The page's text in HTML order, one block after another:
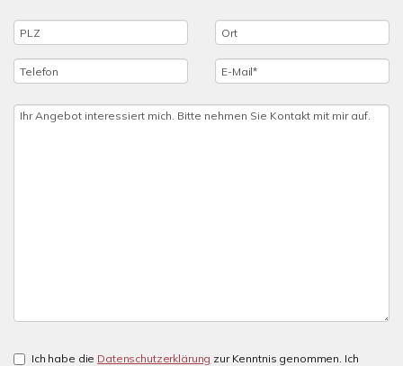
Ich habe die Datenschutzerklärung zur Kenntnis genommen. Ich